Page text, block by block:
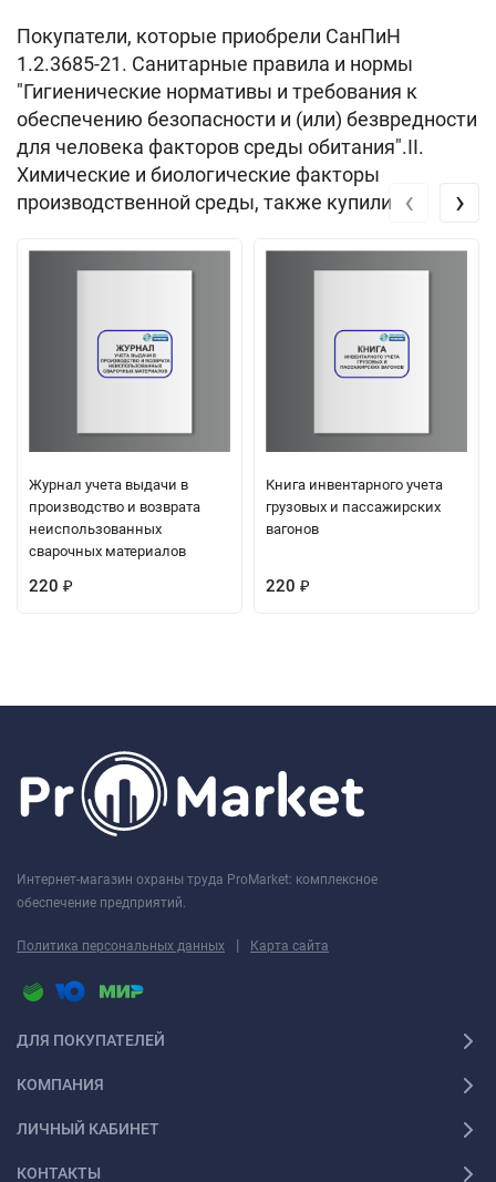
Покупатели, которые приобрели СанПиН
1.2.3685-21. Санитарные правила и нормы
"Гигиенические нормативы и требования к
обеспечению безопасности и (или) безвредности
для человека факторов среды обитания".II.
Химические и биологические факторы
производственной среды, также купили
Журнал учета выдачи в
производство и возврата
неиспользованных
сварочных материалов
220 ₽
Книга инвентарного учета
грузовых и пассажирских
вагонов
220 ₽
‹ ›
Интернет-магазин охраны труда ProMarket: комплексное
обеспечение предприятий.
Политика персональных данных | Карта сайта
ДЛЯ ПОКУПАТЕЛЕЙ
КОМПАНИЯ
ЛИЧНЫЙ КАБИНЕТ
КОНТАКТЫ